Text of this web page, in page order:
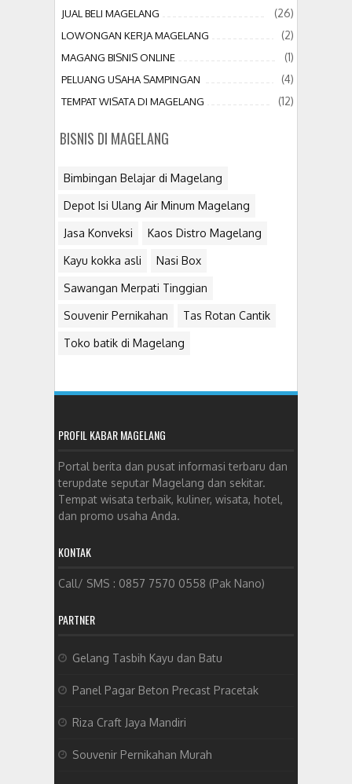
JUAL BELI MAGELANG (26)
LOWONGAN KERJA MAGELANG (2)
MAGANG BISNIS ONLINE (1)
PELUANG USAHA SAMPINGAN (4)
TEMPAT WISATA DI MAGELANG (12)
BISNIS DI MAGELANG
Bimbingan Belajar di Magelang
Depot Isi Ulang Air Minum Magelang
Jasa Konveksi Kaos Distro Magelang
Kayu kokka asli Nasi Box
Sawangan Merpati Tinggian
Souvenir Pernikahan Tas Rotan Cantik
Toko batik di Magelang
PROFIL KABAR MAGELANG
Portal berita dan pusat informasi terbaru dan
terupdate seputar Magelang dan sekitar.
Tempat wisata terbaik, kuliner, wisata, hotel,
dan promo usaha Anda.
KONTAK
Call/ SMS : 0857 7570 0558 (Pak Nano)
PARTNER
Gelang Tasbih Kayu dan Batu
Panel Pagar Beton Precast Pracetak
Riza Craft Jaya Mandiri
Souvenir Pernikahan Murah